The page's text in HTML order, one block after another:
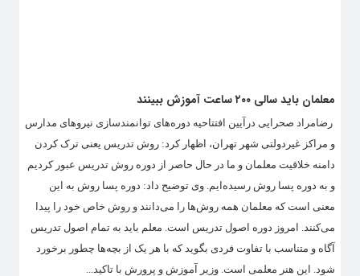
معلمان باید سالی ۲۰۰ ساعت آموزش ببینند
رضامراد صحرایی درآیین افتتاحیه دوره‌های توانمندسازی نیروهای مدارس
و مراکز غیردولتی شهر تهران، اظهار کرد: روش تدریس یعنی ترک کردن
دامنه خلاقیت معلمان و ما در حال حاصر از دوره روش تدریس عبور کردیم
و به دوره پسا روش رسیده‌ایم. وی توضیح داد: دوره پسا روش به این
معنی است که معلمان همه روش‌ها را می‌دانند و روش خاص خود را پیدا
می‌کنند. امروز دوره اصول تدریس است. معلم باید به تمام اصول تدریس
آگاه و متناسب با تفاوت فردی بگوید که با هر یک از بچه‌ها چطور برخورد
شود. این هنر معلمی است. وزیر آموزش و پرورش با تاکید...